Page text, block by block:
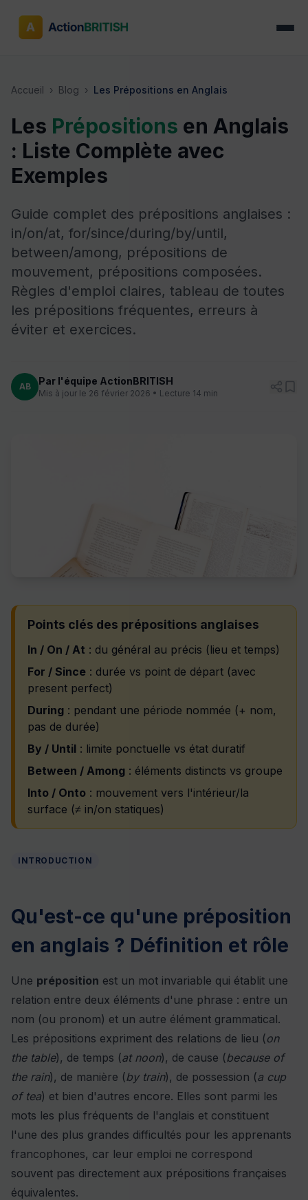
Accueil › Blog › Les Prépositions en Anglais
Les Prépositions en Anglais
: Liste Complète avec
Exemples
Guide complet des prépositions anglaises :
in/on/at, for/since/during/by/until,
between/among, prépositions de
mouvement, prépositions composées.
Règles d'emploi claires, tableau de toutes
les prépositions fréquentes, erreurs à
éviter et exercices.
AB Par l'équipe ActionBRITISH
Mis à jour le 26 février 2026 • Lecture 14 min
Points clés des prépositions anglaises
In / On / At : du général au précis (lieu et temps)
For / Since : durée vs point de départ (avec
present perfect)
During : pendant une période nommée (+ nom,
pas de durée)
By / Until : limite ponctuelle vs état duratif
Between / Among : éléments distincts vs groupe
Into / Onto : mouvement vers l'intérieur/la
surface (≠ in/on statiques)
INTRODUCTION
Qu'est-ce qu'une préposition
en anglais ? Définition et rôle
Une préposition est un mot invariable qui établit une
relation entre deux éléments d'une phrase : entre un
nom (ou pronom) et un autre élément grammatical.
Les prépositions expriment des relations de lieu (on
the table), de temps (at noon), de cause (because of
the rain), de manière (by train), de possession (a cup
of tea) et bien d'autres encore. Elles sont parmi les
mots les plus fréquents de l'anglais et constituent
l'une des plus grandes difficultés pour les apprenants
francophones, car leur emploi ne correspond
souvent pas directement aux prépositions françaises
équivalentes.